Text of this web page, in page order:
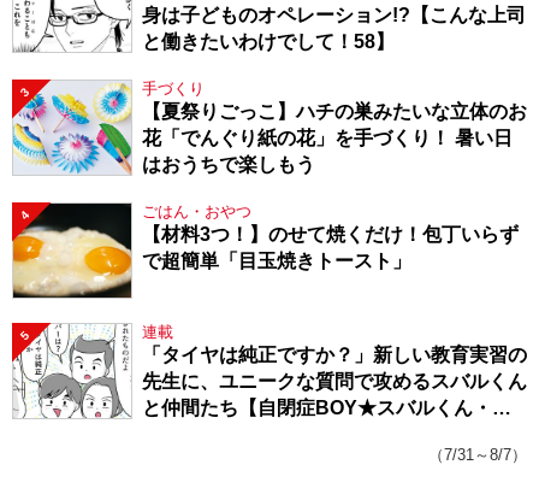
身は子どものオペレーション!?【こんな上司
と働きたいわけでして！58】
3 手づくり
【夏祭りごっこ】ハチの巣みたいな立体のお
花「でんぐり紙の花」を手づくり！ 暑い日
はおうちで楽しもう
4 ごはん・おやつ
【材料3つ！】のせて焼くだけ！包丁いらず
で超簡単「目玉焼きトースト」
5 連載
「タイヤは純正ですか？」新しい教育実習の
先生に、ユニークな質問で攻めるスバルくん
と仲間たち【自閉症BOY★スバルくん・
（7/31～8/7）